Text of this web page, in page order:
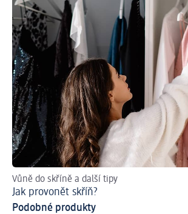
Vůně do skříně a další tipy
Jak provonět skříň?
Podobné produkty